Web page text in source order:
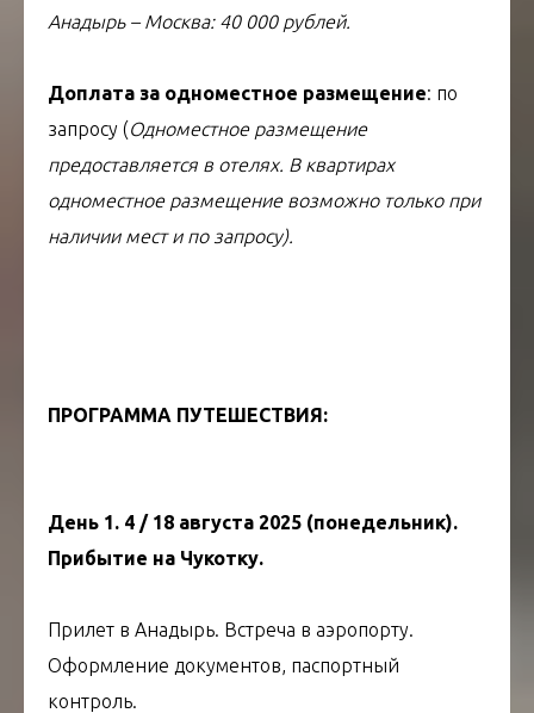
Анадырь – Москва: 40 000 рублей.
Доплата за одноместное размещение: по
запросу (Одноместное размещение
предоставляется в отелях. В квартирах
одноместное размещение возможно только при
наличии мест и по запросу).
ПРОГРАММА ПУТЕШЕСТВИЯ:
День 1. 4 / 18 августа 2025 (понедельник).
Прибытие на Чукотку.
Прилет в Анадырь. Встреча в аэропорту.
Оформление документов, паспортный
контроль.